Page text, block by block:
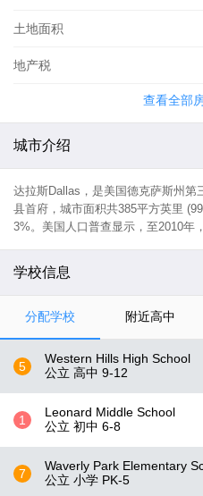
土地面积
地产税
查看全部
城市介绍
达拉斯Dallas，是美国德克萨斯州
县首府，城市面积共385平方英里
3%。美国人口普查显示，至2010年
学校信息
分配学校 附近高中
5
Western Hills High School
公立 高中 9-12
1
Leonard Middle School
公立 初中 6-8
7
Waverly Park Elementary
公立 小学 PK-5